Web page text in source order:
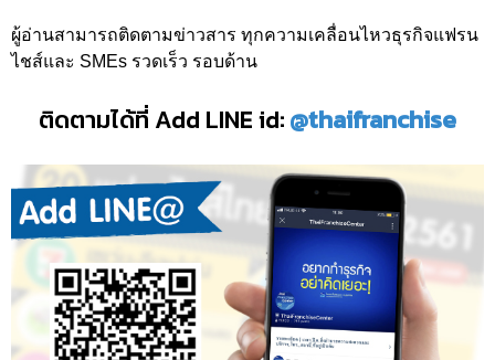
ผู้อ่านสามารถติดตามข่าวสาร ทุกความเคลื่อนไหวธุรกิจแฟรน
ไชส์และ SMEs รวดเร็ว รอบด้าน
ติดตามได้ที่ Add LINE id:@thaifranchise